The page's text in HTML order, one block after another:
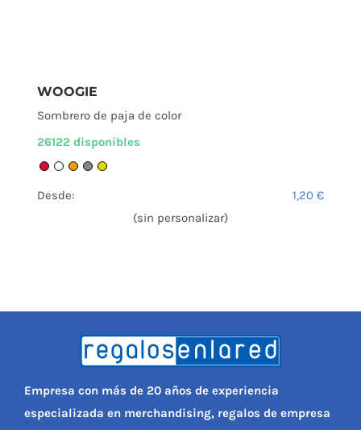
WOOGIE
Sombrero de paja de color
26122 disponibles
Desde: 1,20 €
(sin personalizar)
Empresa con más de 20 años de experiencia
especializada en merchandising, regalos de empresa